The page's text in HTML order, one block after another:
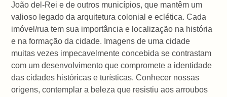
João del-Rei e de outros municípios, que mantêm um
valioso legado da arquitetura colonial e eclética. Cada
imóvel/rua tem sua importância e localização na história
e na formação da cidade. Imagens de uma cidade
muitas vezes impecavelmente concebida se contrastam
com um desenvolvimento que compromete a identidade
das cidades históricas e turísticas. Conhecer nossas
origens, contemplar a beleza que resistiu aos arroubos